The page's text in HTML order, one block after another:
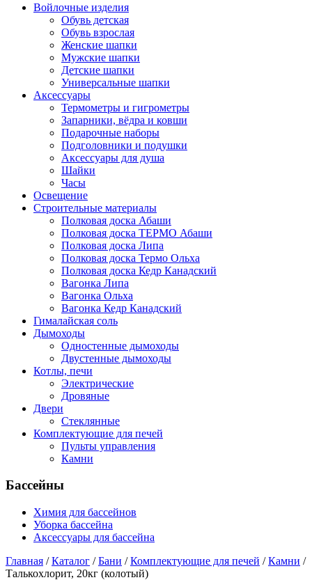
Войлочные изделия
Обувь детская
Обувь взрослая
Женские шапки
Мужские шапки
Детские шапки
Универсальные шапки
Аксессуары
Термометры и гигрометры
Запарники, вёдра и ковши
Подарочные наборы
Подголовники и подушки
Аксессуары для душа
Шайки
Часы
Освещение
Строительные материалы
Полковая доска Абаши
Полковая доска ТЕРМО Абаши
Полковая доска Липа
Полковая доска Термо Ольха
Полковая доска Кедр Канадский
Вагонка Липа
Вагонка Ольха
Вагонка Кедр Канадский
Гималайская соль
Дымоходы
Одностенные дымоходы
Двустенные дымоходы
Котлы, печи
Электрические
Дровяные
Двери
Стеклянные
Комплектующие для печей
Пульты управления
Камни
Бассейны
Химия для бассейнов
Уборка бассейна
Аксессуары для бассейна
Главная /Каталог /Бани /Комплектующие для печей /Камни /
Талькохлорит, 20кг (колотый)